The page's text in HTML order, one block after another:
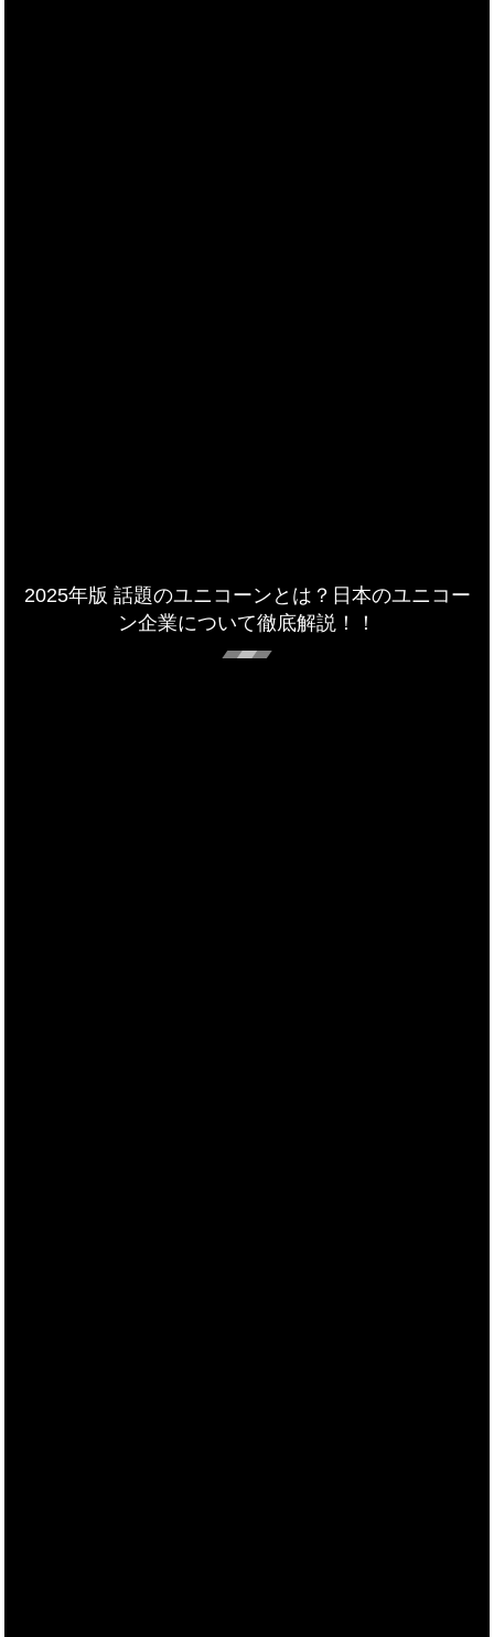
2025年版 話題のユニコーンとは？日本のユニコー
ン企業について徹底解説！！